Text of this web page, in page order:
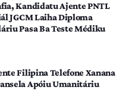
Kandidatu Ajente PNTL
JGCM Laiha Diploma
Pasa Ba Teste Médiku
Filipina Telefone Xanana
Apóiu Umanitáriu